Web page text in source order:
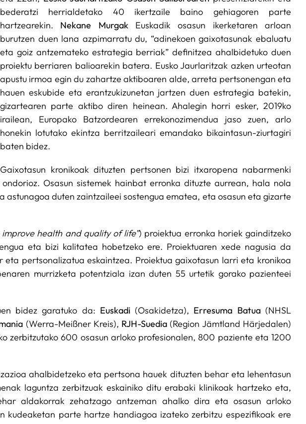
bederatzi herrialdetako 40 ikertzaile baino gehiagoren parte
hartzearekin. Nekane MurgakEuskadik osasun ikerketaren arloan
burutzen duen lana azpimarratu du, “adinekoen gaixotasunak ebaluatu
eta goiz antzemateko estrategia berriak” definitzea ahalbidetuko duen
proiektu berriaren balioarekin batera. Eusko Jaurlaritzak azken urteotan
apustu irmoa egin du zahartze aktiboaren alde, arreta pertsonengan eta
hauen eskubide eta erantzukizunetan jartzen duen estrategia batekin,
gizartearen parte aktibo diren heinean. Ahalegin horri esker, 2019ko
irailean, Europako Batzordearen errekonozimendua jaso zuen, arlo
honekin lotutako ekintza berritzaileari emandako bikaintasun-ziurtagiri
baten bidez.
Gaixotasun kronikoak dituzten pertsonen bizi itxaropena nabarmenki
Osasun sistemek hainbat erronka dituzte aurrean, hala nola
duten zaintzaileei sostengua ematea, eta osasun eta gizarte
health and quality of life”) proiektua erronka horiek gainditzeko
eta bizi kalitatea hobetzeko ere. Proiektuaren xede nagusia da
pertsonalizatua eskaintzea. Proiektua gaixotasun larri eta kronikoa
murrizketa potentziala izan duten 55 urtetik gorako pazienteei
bidez garatuko da: Euskadi (Osakidetza), Erresuma Batua (NHSL
(Werra-Meißner Kreis), RJH-Suedia (Region Jämtland Härjedalen)
zerbitzutako 600 osasun arloko profesionalen, 800 paziente eta 1200
ahalbidetzeko eta pertsona hauek dituzten behar eta lehentasun
laguntza zerbitzuak eskainiko ditu erabaki klinikoak hartzeko eta,
aldakorrak zehatzago antzeman ahalko dira eta osasun arloko
parte hartze handiagoa izateko zerbitzu espezifikoak ere